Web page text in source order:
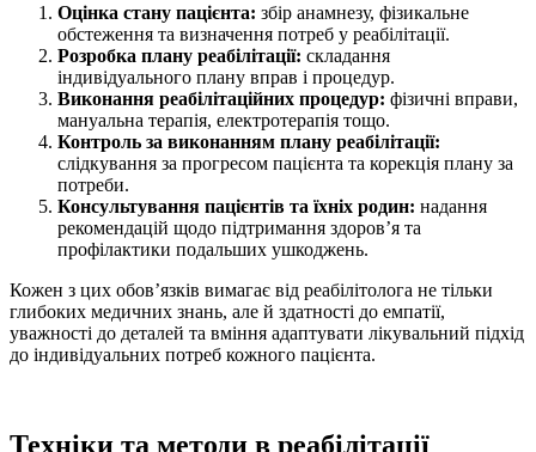
Оцінка стану пацієнта: збір анамнезу, фізикальне
обстеження та визначення потреб у реабілітації.
Розробка плану реабілітації: складання
індивідуального плану вправ і процедур.
Виконання реабілітаційних процедур: фізичні вправи,
мануальна терапія, електротерапія тощо.
Контроль за виконанням плану реабілітації:
слідкування за прогресом пацієнта та корекція плану за
потреби.
Консультування пацієнтів та їхніх родин: надання
рекомендацій щодо підтримання здоров’я та
профілактики подальших ушкоджень.
Кожен з цих обов’язків вимагає від реабілітолога не тільки
глибоких медичних знань, але й здатності до емпатії,
уважності до деталей та вміння адаптувати лікувальний підхід
до індивідуальних потреб кожного пацієнта.
Техніки та методи в реабілітації